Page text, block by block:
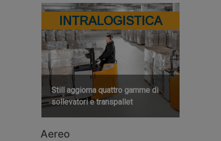
INTRALOGISTICA
Still aggiorna quattro gamme di
sollevatori e transpallet
Aereo